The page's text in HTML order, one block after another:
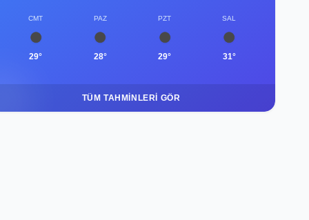
CMT
29°
PAZ
28°
PZT
29°
SAL
31°
TÜM TAHMINLERI GÖR